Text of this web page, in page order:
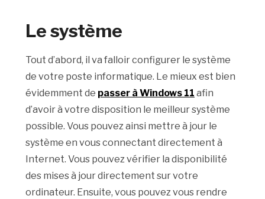
Le système
Tout d’abord, il va falloir configurer le système
de votre poste informatique. Le mieux est bien
évidemment de passer à Windows 11 afin
d’avoir à votre disposition le meilleur système
possible. Vous pouvez ainsi mettre à jour le
système en vous connectant directement à
Internet. Vous pouvez vérifier la disponibilité
des mises à jour directement sur votre
ordinateur. Ensuite, vous pouvez vous rendre